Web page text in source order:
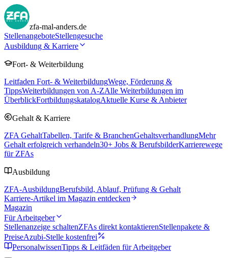
zfa-mal-anders.de
StellenangeboteStellengesuche
Ausbildung & Karriere
Fort- & Weiterbildung
Leitfaden Fort- & WeiterbildungWege, Förderung &
TippsWeiterbildungen von A-ZAlle Weiterbildungen im
ÜberblickFortbildungskatalogAktuelle Kurse & Anbieter
Gehalt & Karriere
ZFA GehaltTabellen, Tarife & BranchenGehaltsverhandlungMehr
Gehalt erfolgreich verhandeln30+ Jobs & BerufsbilderKarrierewege
für ZFAs
Ausbildung
ZFA-AusbildungBerufsbild, Ablauf, Prüfung & Gehalt
Karriere-Artikel im Magazin entdecken
Magazin
Für Arbeitgeber
Stellenanzeige schaltenZFAs direkt kontaktierenStellenpakete &
PreiseAzubi-Stelle kostenfrei
PersonalwissenTipps & Leitfäden für Arbeitgeber